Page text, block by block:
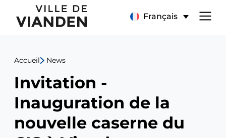
Invitation
Inauguration
de
la
nouvelle
Français
Menu
navigation
principal
Accueil News
Invitation -
Inauguration de la
nouvelle caserne du